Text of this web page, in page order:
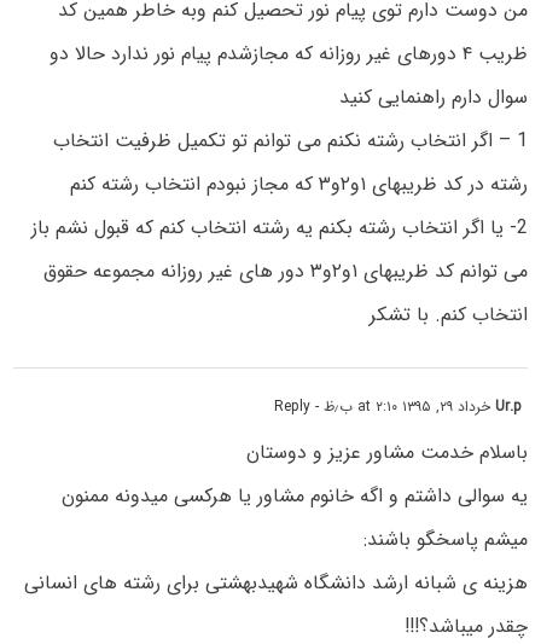
من دوست دارم توی پیام نور تحصیل کنم وبه خاطر همین کد
ظریب ۴ دورهای غیر روزانه که مجازشدم پیام نور ندارد حالا دو
سوال دارم راهنمایی کنید
1 – اگر انتخاب رشته نکنم می توانم تو تکمیل ظرفیت انتخاب
رشته در کد ظریبهای ۱و۲و۳ که مجاز نبودم انتخاب رشته کنم
2- یا اگر انتخاب رشته بکنم یه رشته انتخاب کنم که قبول نشم باز
می توانم کد ظریبهای ۱و۲و۳ دور های غیر روزانه مجموعه حقوق
انتخاب کنم. با تشکر
Ur.pخرداد ۲۹, ۱۳۹۵ at ۲:۱۰ ب٫ظ - Reply
باسلام خدمت مشاور عزیز و دوستان
یه سوالی داشتم و اگه خانوم مشاور یا هرکسی میدونه ممنون
میشم پاسخگو باشند:
هزینه ی شبانه ارشد دانشگاه شهیدبهشتی برای رشته های انسانی
چقدر میباشد؟!!!